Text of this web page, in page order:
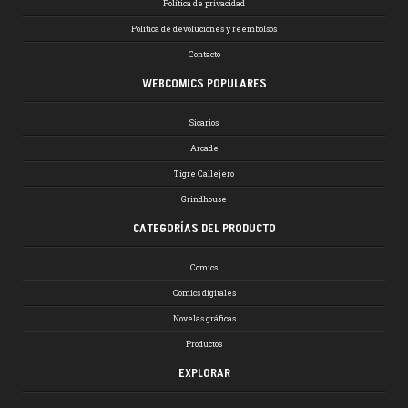
Política de privacidad
Política de devoluciones y reembolsos
Contacto
WEBCOMICS POPULARES
Sicarios
Arcade
Tigre Callejero
Grindhouse
CATEGORÍAS DEL PRODUCTO
Comics
Comics digitales
Novelas gráficas
Productos
EXPLORAR